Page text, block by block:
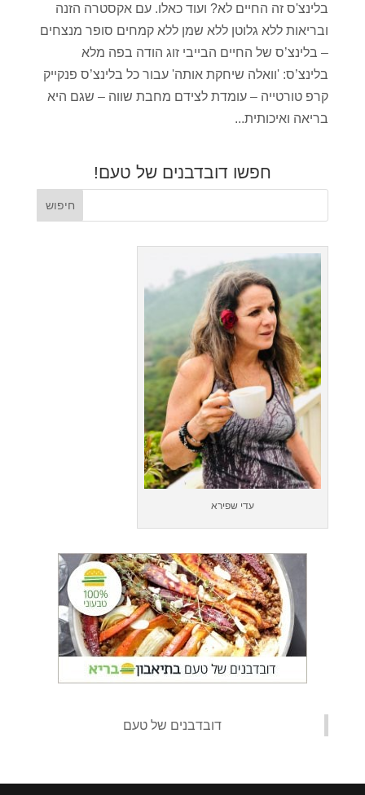
בלינצ'ס זה החיים לא? ועוד כאלו. עם אקסטרה הזנה
ובריאות ללא גלוטן ללא שמן ללא קמחים סופר מנצחים
– בלינצ’ס של החיים הבייבי זוג הודה בפה מלא
בלינצ’ס: 'וואלה שיחקת אותה' עבור כל בלינצ’ס פנקייק
קרפ טורטייה – עומדת לצידם מחבת שווה – שגם היא
בריאה ואיכותית...
חפשו דובדבנים של טעם!
עדי שפירא
‏דובדבנים של טעם‏